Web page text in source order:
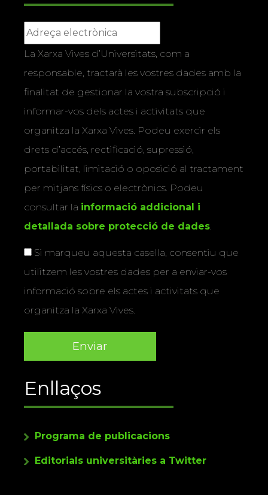
La Xarxa Vives d’Universitats, com a
responsable, tractarà les vostres dades amb la
finalitat de gestionar la vostra subscripció i
informar-vos dels actes i activitats que
organitza la Xarxa Vives. Podeu exercir els
drets d’accés, rectificació, supressió,
portabilitat, limitació o oposició al tractament
per mitjans físics o electrònics. Podeu
consultar la informació addicional i
detallada sobre protecció de dades.
Si marqueu aquesta casella, consentiu que
utilitzem les vostres dades per a enviar-vos
informació sobre els actes i activitats que
organitza la Xarxa Vives.
Enllaços
Programa de publicacions
Editorials universitàries a Twitter